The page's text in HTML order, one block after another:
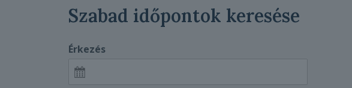
Szabad időpontok keresése
Érkezés